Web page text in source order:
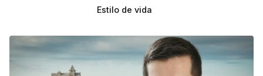
Estilo de vida